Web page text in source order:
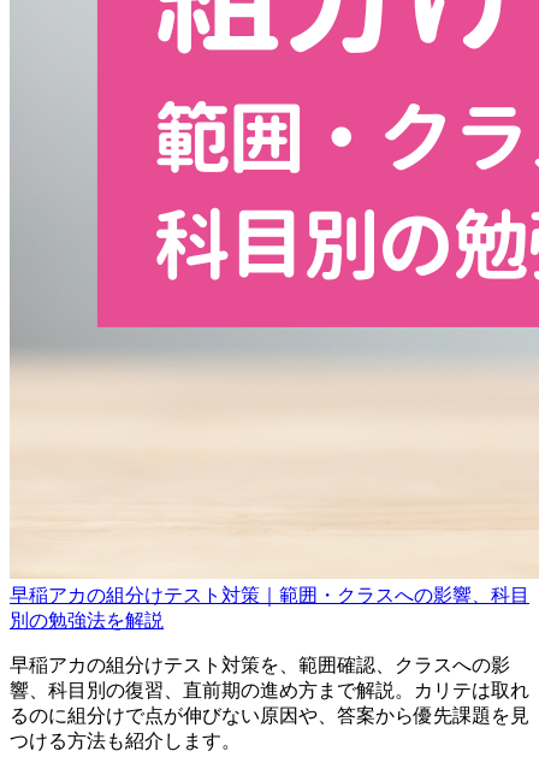
早稲アカの組分けテスト対策｜範囲・クラスへの影響、科目
別の勉強法を解説
早稲アカの組分けテスト対策を、範囲確認、クラスへの影
響、科目別の復習、直前期の進め方まで解説。カリテは取れ
るのに組分けで点が伸びない原因や、答案から優先課題を見
つける方法も紹介します。